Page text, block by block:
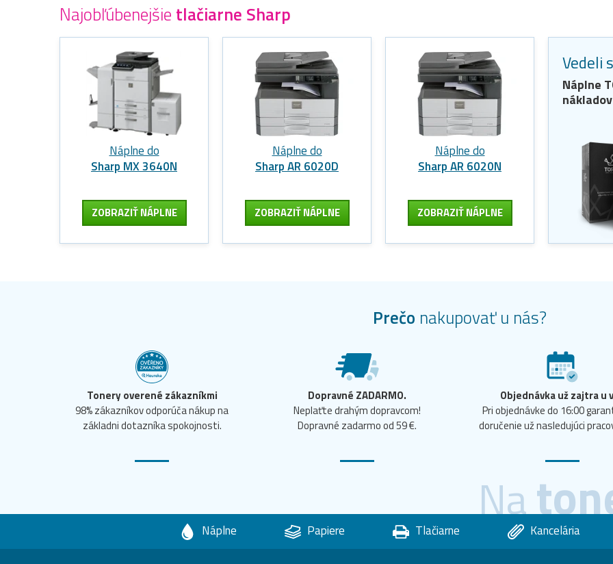
Najobľúbenejšie tlačiarne Sharp
Náplne do
Sharp MX 3640N
ZOBRAZIŤ NÁPLNE
Náplne do
Sharp AR 6020D
ZOBRAZIŤ NÁPLNE
Náplne do
Sharp AR 6020N
ZOBRAZIŤ NÁPLNE
Vedeli
Náplne
nákladov
Prečo nakupovať u nás?
Tonery overené zákazníkmi
98% zákazníkov odporúča nákup na
základni dotazníka spokojnosti.
Dopravné ZADARMO.
Neplaťte drahým dopravcom!
Dopravné zadarmo od 59 €.
Objednávka už zajtra u
Pri objednávke do 16:00
doručenie už nasledujúci
Na
Náplne Papiere Tlačiarne Kancelária